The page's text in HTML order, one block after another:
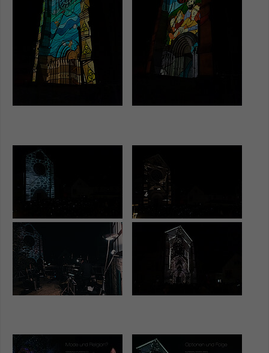
Show larger version
Show larger version Show larger version
Show larger version Show larger version